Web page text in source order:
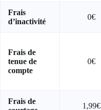
Frais
d’inactivité
0€
Frais de
tenue de
compte
0€
Frais de
1,99€